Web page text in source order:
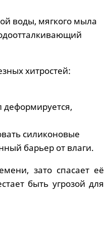
воды, мягкого мыла
хитростей:
деформируется,
силиконовые
барьер от влаги.
зато спасает её
быть угрозой для